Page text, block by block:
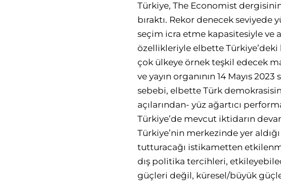
Türkiye, The Economist
bıraktı. Rekor denecek seviyede
seçim icra etme kapasitesiyle ve
özellikleriyle elbette
çok ülkeye örnek teşkil edecek
ve yayın organının 14 Mayıs
sebebi, elbette Türk
açılarından- yüz ağartıcı
Türkiye’de mevcut iktidarın
Türkiye’nin merkezinde yer
tutturacağı istikametten
dış politika tercihleri,
güçleri değil, küresel/büyük